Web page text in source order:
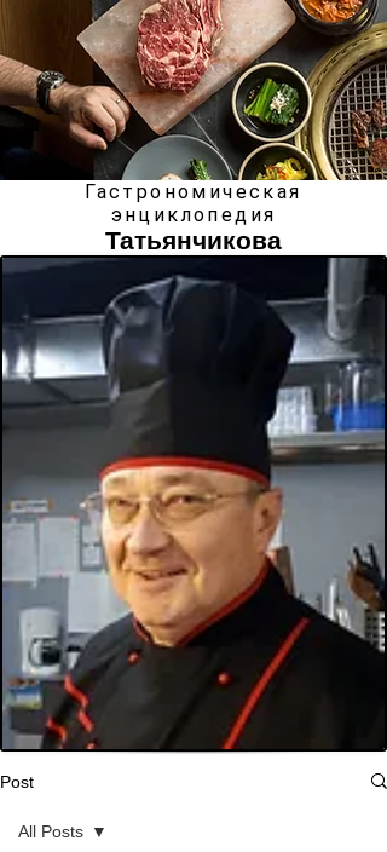
Гастрономическая
энциклопедия
Татьянчикова
Post
All Posts